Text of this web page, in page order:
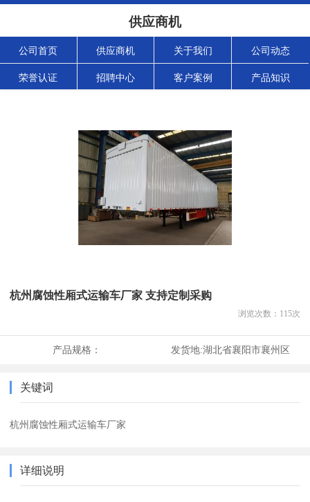
供应商机
公司首页 供应商机 关于我们 公司动态
荣誉认证 招聘中心 客户案例 产品知识
杭州腐蚀性厢式运输车厂家 支持定制采购
浏览次数： 115次
产品规格： 发货地:湖北省襄阳市襄州区
关键词
杭州腐蚀性厢式运输车厂家
详细说明